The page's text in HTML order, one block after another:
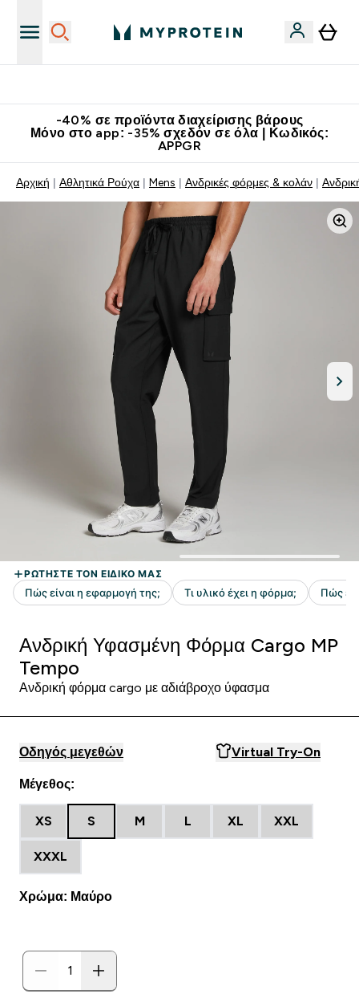
-40% σε προϊόντα διαχείρισης βάρους
Μόνο στο app: -35% σχεδόν σε όλα | Κωδικός:
APPGR
Αρχική Αθλητικά Ρούχα Mens Ανδρικές φόρμες & κολάν
Ανδρική Υφασμένη Φόρμα Cargo MP
Tempo
Ανδρική φόρμα cargo με αδιάβροχο ύφασμα
Οδηγός μεγεθών Virtual Try-On
Μέγεθος:
XS S M L XL XXL
XXXL
Χρώμα: Μαύρο